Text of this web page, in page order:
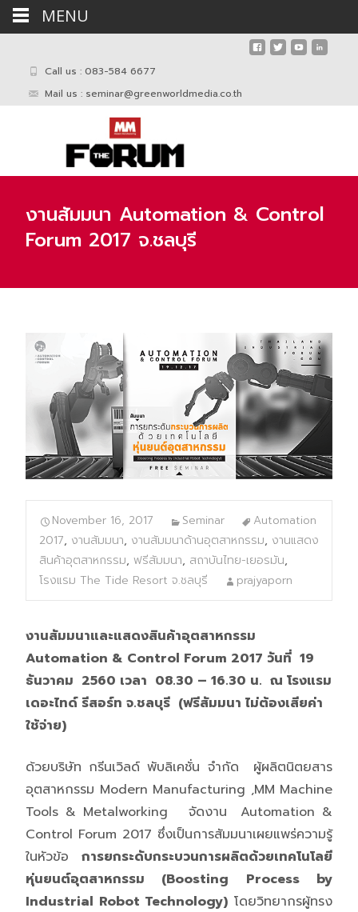
Call us : 083-584 6677
Mail us : seminar@greenworldmedia.co.th
งานสัมมนา Automation & Control
Forum 2017 จ.ชลบุรี
November 16, 2017 Seminar
Automation
2017, งานสัมมนา, งานสัมมนาด้านอุตสาหกรรม, งานแสดง
สินค้าอุตสาหกรรม, ฟรีสัมมนา, สถาบันไทย-เยอรมัน,
โรงแรม The Tide Resort จ.ชลบุรี
prajyaporn
งานสัมมนาและแสดงสินค้าอุตสาหกรรม
Automation & Control Forum 2017 วันที่ 19
ธันวาคม 2560 เวลา 08.30 – 16.30 น. ณ โรงแรม
เดอะไทด์ รีสอร์ท จ.ชลบุรี (ฟรีสัมมนา ไม่ต้องเสียค่า
ใช้จ่าย)
ด้วยบริษัท กรีนเวิลด์ พับลิเคชั่น จำกัด ผู้ผลิตนิตยสาร
อุตสาหกรรม Modern Manufacturing ,MM Machine
Tools & Metalworking จัดงาน Automation &
Control Forum 2017 ซึ่งเป็นการสัมมนาเผยแพร่ความรู้
ในหัวข้อ การยกระดับกระบวนการผลิตด้วยเทคโนโลยี
หุ่นยนต์อุตสาหกรรม (Boosting Process by
Industrial Robot Technology) โดยวิทยากรผู้ทรง
MENU